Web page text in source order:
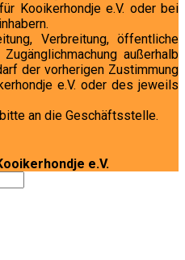
Kooikerhondje e.V. oder bei
Verbreitung, öffentliche
außerhalb
der vorherigen Zustimmung
e.V. oder des jeweils
an die Geschäftsstelle.
e.V.